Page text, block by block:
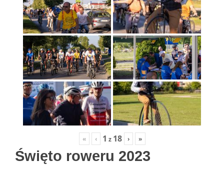
« ‹ 1 z 18 › »
Święto roweru 2023